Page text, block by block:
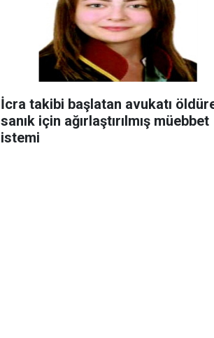
İcra takibi başlatan avukatı
sanık için ağırlaştırılmış müebbet
istemi